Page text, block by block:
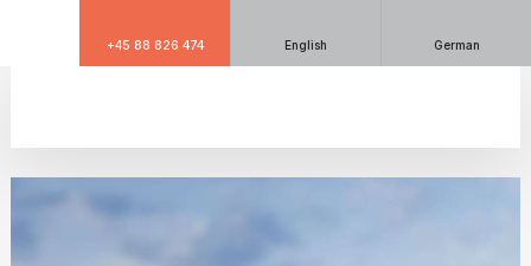
+45 88 826 474 English German